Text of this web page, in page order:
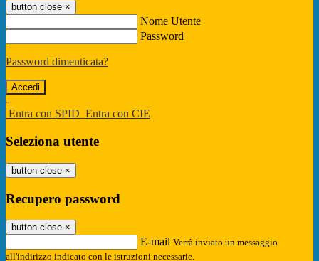
button close ×
Nome Utente
Password
Password dimenticata?
-
Entra con SPID Entra con CIE
Seleziona utente
button close ×
Recupero password
button close ×
E-mail Verrà inviato un messaggio
all'indirizzo indicato con le istruzioni necessarie.